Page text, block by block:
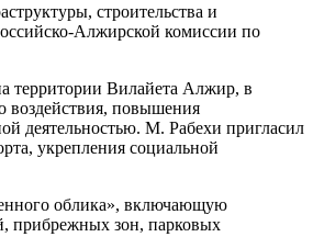
строительства и
Алжирской комиссии по
территории Вилайета Алжир, в
воздействия, повышения
деятельностью. М. Рабехи пригласил
укрепления социальной
облика», включающую
прибрежных зон, парковых